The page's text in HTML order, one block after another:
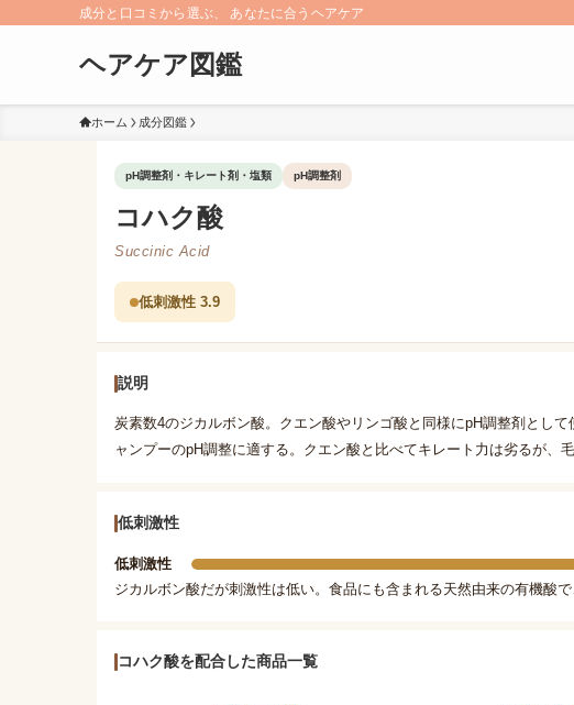
成分と口コミから選ぶ、 あなたに合うヘアケア
ヘアケア図鑑
ホーム 成分図鑑
pH調整剤・キレート剤・塩類 pH調整剤
コハク酸
Succinic Acid
低刺激性 3.9
説明
炭素数4のジカルボン酸。クエン酸やリンゴ酸と同様にpH調整剤とし
ャンプーのpH調整に適する。クエン酸と比べてキレート力は劣るが、
低刺激性
低刺激性
ジカルボン酸だが刺激性は低い。食品にも含まれる天然由来の有機酸
コハク酸を配合した商品一覧